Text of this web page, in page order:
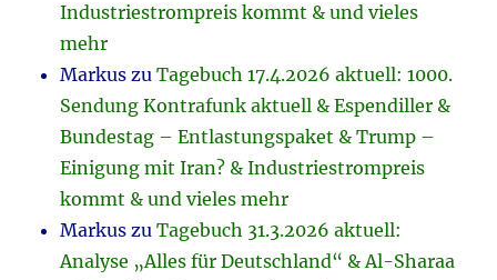
Industriestrompreis kommt & und vieles
mehr
Markus zuTagebuch 17.4.2026 aktuell: 1000.
Sendung Kontrafunk aktuell & Espendiller &
Bundestag – Entlastungspaket & Trump –
Einigung mit Iran? & Industriestrompreis
kommt & und vieles mehr
Markus zuTagebuch 31.3.2026 aktuell:
Analyse „Alles für Deutschland“ & Al-Sharaa